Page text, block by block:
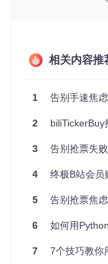
模块中，通过连接
同时避免触发反爬机
智能决策系统：动
户配置动态调整请
景。
多通道通知机制：
整合了Bark、
r.py]模块实现抢购
知优先级，确保不
场景落地：不
相关内容推
1 告别手速焦虑！
2
3 告别抢票失
4 终极B站会员购
5 告别抢票焦
6 如何用Python脚
7 7个技巧教你用